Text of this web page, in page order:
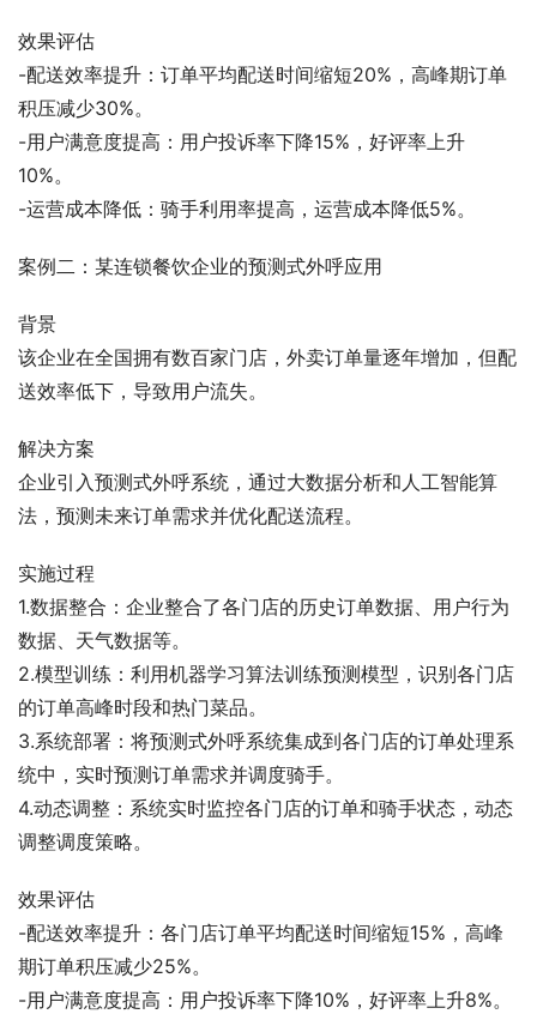
效果评估
-配送效率提升：订单平均配送时间缩短20%，高峰期订单
积压减少30%。
-用户满意度提高：用户投诉率下降15%，好评率上升
10%。
-运营成本降低：骑手利用率提高，运营成本降低5%。
案例二：某连锁餐饮企业的预测式外呼应用
背景
该企业在全国拥有数百家门店，外卖订单量逐年增加，但配
送效率低下，导致用户流失。
解决方案
企业引入预测式外呼系统，通过大数据分析和人工智能算
法，预测未来订单需求并优化配送流程。
实施过程
1.数据整合：企业整合了各门店的历史订单数据、用户行为
数据、天气数据等。
2.模型训练：利用机器学习算法训练预测模型，识别各门店
的订单高峰时段和热门菜品。
3.系统部署：将预测式外呼系统集成到各门店的订单处理系
统中，实时预测订单需求并调度骑手。
4.动态调整：系统实时监控各门店的订单和骑手状态，动态
调整调度策略。
效果评估
-配送效率提升：各门店订单平均配送时间缩短15%，高峰
期订单积压减少25%。
-用户满意度提高：用户投诉率下降10%，好评率上升8%。